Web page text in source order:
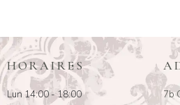
HORAIRES
Lun 14:00 - 18:00
7b